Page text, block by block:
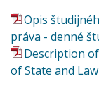
Opis
práva - denné
Description
of State and